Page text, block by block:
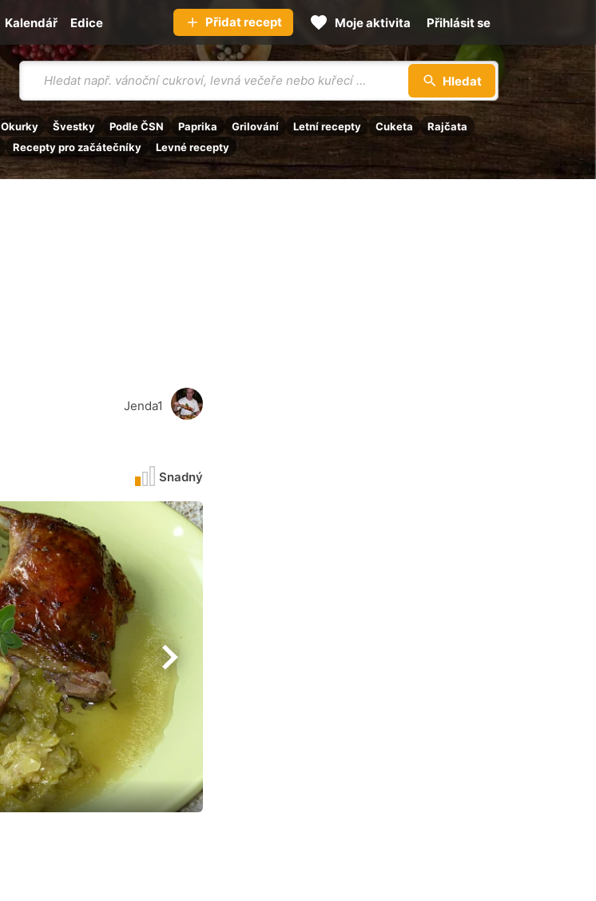
Vyhledávání
Hledat
Okurky Švestky Podle ČSN Paprika Grilování Letní recepty Cuketa
Rajčata
Recepty pro začátečníky Levné recepty
Kalendář Edice Přidat recept Moje aktivita Přihlásit se
Jenda1
Snadný